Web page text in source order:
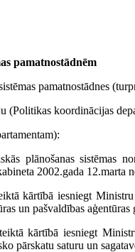
pamatnostādnēm
pamatnostādnes
koordinācijas
plānošanas sistēmas
2002.gada 12.marta
kārtībā iesniegt
un pašvaldības
kārtībā iesniegt
pārskatu saturu un